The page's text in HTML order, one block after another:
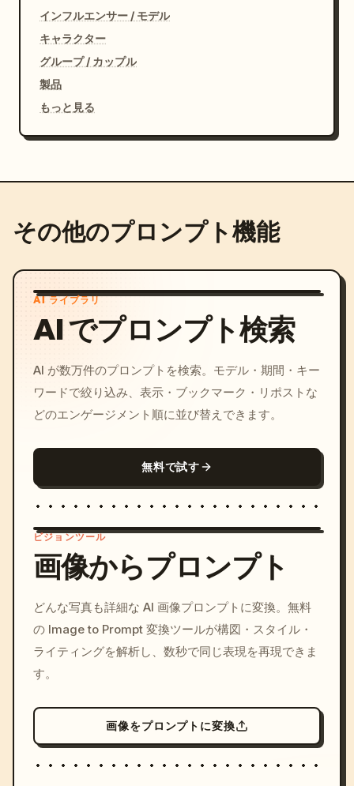
インフルエンサー / モデル
キャラクター
グループ / カップル
製品
もっと見る
その他のプロンプト機能
AI ライブラリ
AI でプロンプト検索
AI が数万件のプロンプトを検索。モデル・期間・キー
ワードで絞り込み、表示・ブックマーク・リポストな
どのエンゲージメント順に並び替えできます。
無料で試す
c, cyberpunk sunset, neon
colors, 8k --v 6.0
ビジョンツール
画像からプロンプト
どんな写真も詳細な AI 画像プロンプトに変換。無料
の Image to Prompt 変換ツールが構図・スタイル・
ライティングを解析し、数秒で同じ表現を再現できま
す。
画像をプロンプトに変換